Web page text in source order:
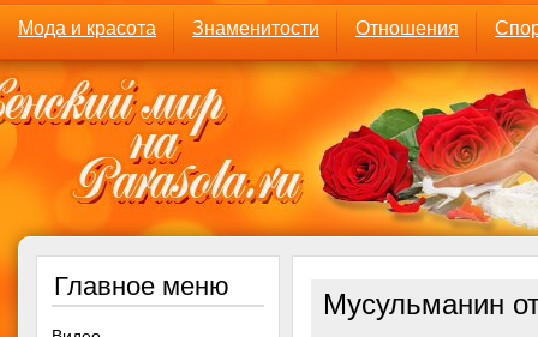
Мода и красота Знаменитости Отношения
Мусульманин
Главное меню